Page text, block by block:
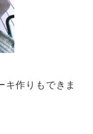
キ作りもできま